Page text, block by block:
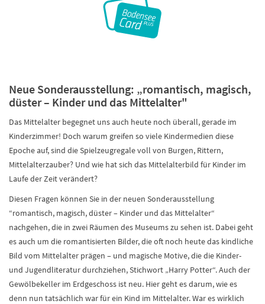
Neue Sonderausstellung: „romantisch, magisch,
düster – Kinder und das Mittelalter"
Das Mittelalter begegnet uns auch heute noch überall, gerade im
Kinderzimmer! Doch warum greifen so viele Kindermedien diese
Epoche auf, sind die Spielzeugregale voll von Burgen, Rittern,
Mittelalterzauber? Und wie hat sich das Mittelalterbild für Kinder im
Laufe der Zeit verändert?
Diesen Fragen können Sie in der neuen Sonderausstellung
“romantisch, magisch, düster – Kinder und das Mittelalter“
nachgehen, die in zwei Räumen des Museums zu sehen ist. Dabei geht
es auch um die romantisierten Bilder, die oft noch heute das kindliche
Bild vom Mittelalter prägen – und magische Motive, die die Kinder-
und Jugendliteratur durchziehen, Stichwort „Harry Potter“. Auch der
Gewölbekeller im Erdgeschoss ist neu. Hier geht es darum, wie es
denn nun tatsächlich war für ein Kind im Mittelalter. War es wirklich